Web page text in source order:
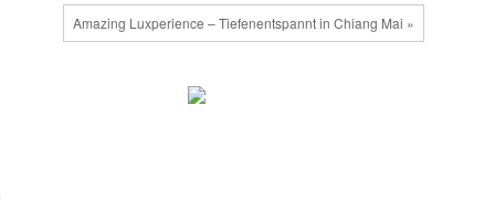
Amazing Luxperience – Tiefenentspannt in Chiang Mai »